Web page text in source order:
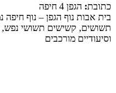
כתובת: הגפן 4 חיפה
בית אבות נוף הגפן – נוף
תשושים, קשישים תשושי נפש,
וסיעודיים מורכבים